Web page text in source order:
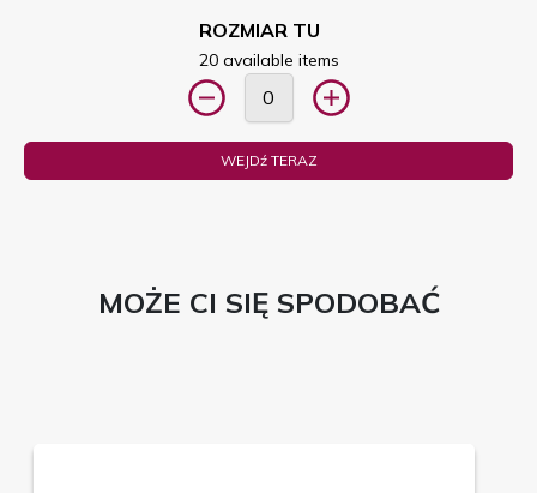
ROZMIAR TU
20 available items
WEJDź TERAZ
MOŻE CI SIĘ SPODOBAĆ